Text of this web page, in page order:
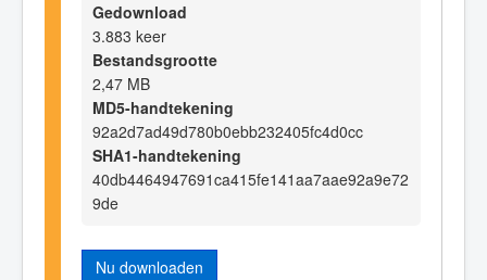
Gedownload
3.883 keer
Bestandsgrootte
2,47 MB
MD5-handtekening
92a2d7ad49d780b0ebb232405fc4d0cc
SHA1-handtekening
40db4464947691ca415fe141aa7aae92a9e72
9de
Nu downloaden